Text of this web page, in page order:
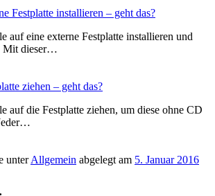
Festplatte installieren – geht das?
auf eine externe Festplatte installieren und
Mit dieser…
ziehen – geht das?
auf die Festplatte ziehen, um diese ohne CD
unterAllgemein abgelegt am 5. Januar 2016